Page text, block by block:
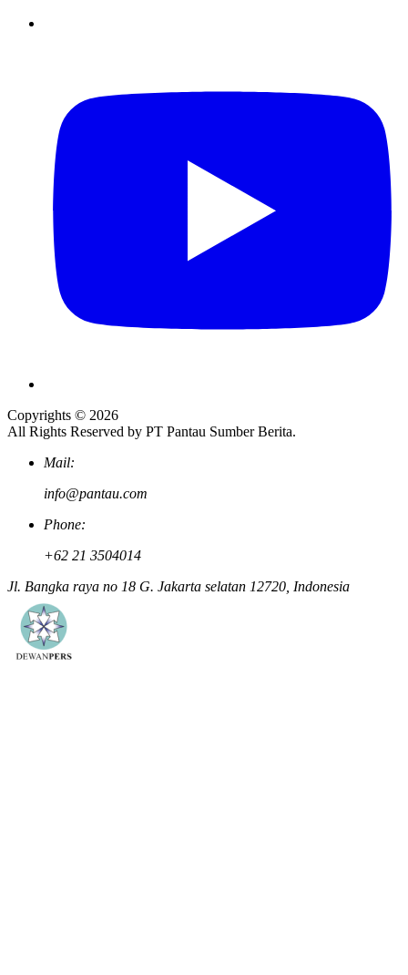
Copyrights © 2026
All Rights Reserved by PT Pantau Sumber Berita.
Mail:
info@pantau.com
Phone:
+62 21 3504014
Jl. Bangka raya no 18 G. Jakarta selatan 12720, Indonesia